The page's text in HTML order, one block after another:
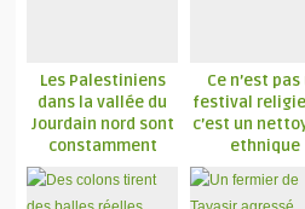
Les Palestiniens
dans la vallée du
Jourdain nord sont
constamment
Ce n’est pas
festival
c’est un
ethnique